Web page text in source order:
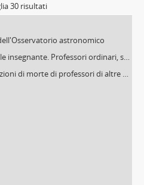
30 risultati
astronomico
Disposizioni relative al Personale insegnante. Professori ordinari, straordinari, incaricati, supplenti
Funerali, anniversari, partecipazioni di morte di professori di altre Università